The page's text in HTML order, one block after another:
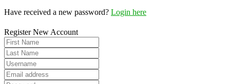
Have received a new password? Login here
Register New Account